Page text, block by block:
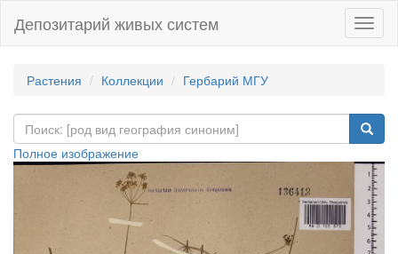
Депозитарий живых систем
Растения Коллекции Гербарий МГУ
Полное изображение